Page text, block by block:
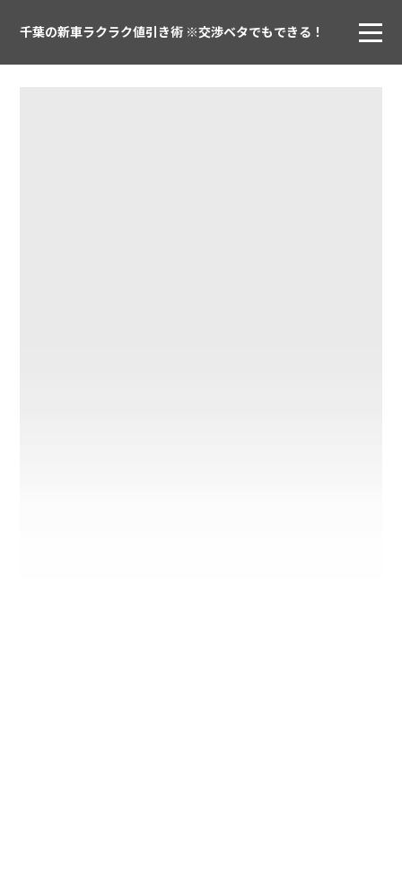
千葉の新車ラクラク値引き術 ※交渉ベタでもできる！